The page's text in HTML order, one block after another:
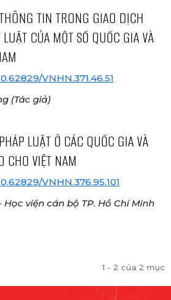
TIN TRONG GIAO DỊCH
CỦA MỘT SỐ QUỐC GIA VÀ
VNHN.371.46.51
(Tác giả)
LUẬT Ở CÁC QUỐC GIA VÀ
CHO VIỆT NAM
VNHN.376.95.101
Học viện cán bộ TP. Hồ Chí Minh
1 - 2 của 2 mục